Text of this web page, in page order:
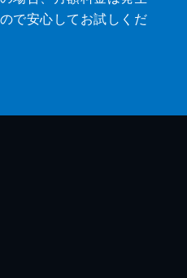
で安心してお試しくだ